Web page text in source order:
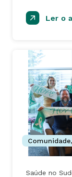
Ler o
Comunidade,
Saúde no